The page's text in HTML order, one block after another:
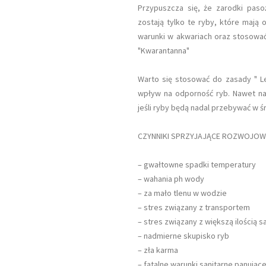
Przypuszcza się, że zarodki
zostają tylko te ryby, które mają
warunki w akwariach oraz
"Kwarantanna"
Warto się stosować do zasady "
wpływ na odporność ryb. Nawet
jeśli ryby będą nadal przebywać w
CZYNNIKI SPRZYJAJĄCE
– gwałtowne spadki temperatury
– wahania ph wody
– za mało tlenu w wodzie
– stres związany z transportem
– stres związany z większą ilością
– nadmierne skupisko ryb
– zła karma